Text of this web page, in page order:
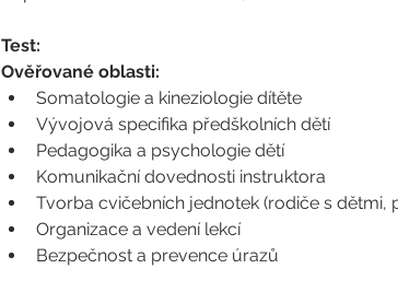
Test:
Ověřované oblasti:
Somatologie a kineziologie dítěte
Vývojová specifika předškolních dětí
Pedagogika a psychologie dětí
Komunikační dovednosti instruktora
Tvorba cvičebních jednotek (rodiče s dětmi,
Organizace a vedení lekcí
Bezpečnost a prevence úrazů